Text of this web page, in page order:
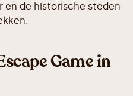
en de historische steden
Game in